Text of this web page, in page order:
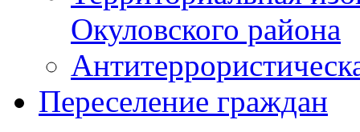
Окуловского района
Переселение граждан